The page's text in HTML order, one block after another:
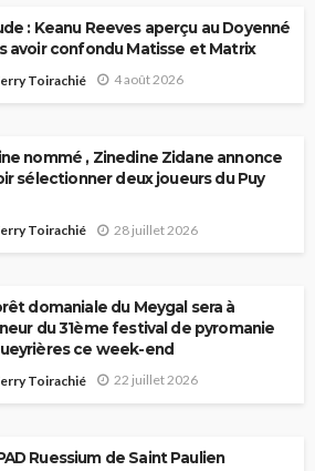
: Keanu Reeves aperçu au Doyenné
avoir confondu Matisse et Matrix
Toirachié 4 août 2026
nommé , Zinedine Zidane annonce
sélectionner deux joueurs du Puy
Toirachié 28 juillet 2026
domaniale du Meygal sera à
du 31ème festival de pyromanie
ce week-end
Toirachié 22 juillet 2026
Ruessium de Saint Paulien